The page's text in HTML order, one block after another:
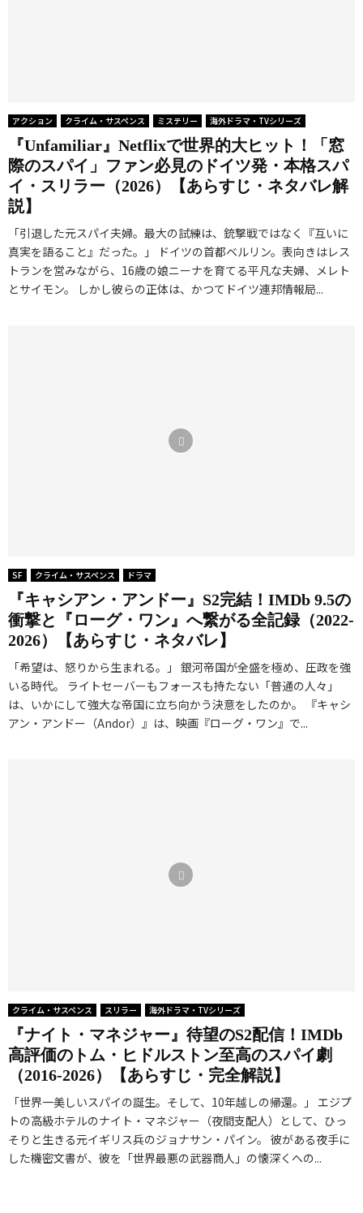
アクション クライム・サスペンス ミステリー 海外ドラマ・TVシリーズ
『Unfamiliar』Netflixで世界的大ヒット！「窓
際のスパイ」ファン必見のドイツ発・本格スパ
イ・スリラー（2026）【あらすじ・ネタバレ解
説】
「引退した元スパイ夫婦。最大の試練は、銃撃戦ではなく『互いに
真実を語ること』だった。」 ドイツの首都ベルリン。表向きはレス
トランを営みながら、16歳の娘ニーナを育てる平凡な夫婦、メレト
とサイモン。 しかし彼らの正体は、かつてドイツ連邦情報局...
SF クライム・サスペンス ドラマ
『キャシアン・アンドー』S2完結！IMDb 9.5の
衝撃と『ローグ・ワン』へ繋がる全記録（2022-
2026）【あらすじ・ネタバレ】
「希望は、怒りから生まれる。」 銀河帝国が全盛を極め、圧政を強
いる時代。 ライトセーバーもフォースも持たない「普通の人々」
は、いかにして強大な帝国に立ち向かう決意をしたのか。 『キャシ
アン・アンドー（Andor）』は、映画『ローグ・ワン』で...
クライム・サスペンス スリラー 海外ドラマ・TVシリーズ
『ナイト・マネジャー』待望のS2配信！IMDb
高評価のトム・ヒドルストン至高のスパイ劇
（2016-2026）【あらすじ・完全解説】
「世界一美しいスパイの誕生。そして、10年越しの帰還。」 エジプ
トの高級ホテルのナイト・マネジャー（夜間支配人）として、ひっ
そりと生きる元イギリス兵のジョナサン・パイン。 彼がある夜手に
した機密文書が、彼を「世界最悪の武器商人」の懐深くへの...